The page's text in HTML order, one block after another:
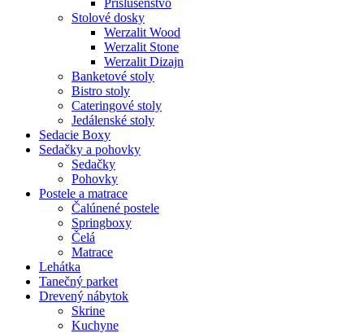
Stolové dosky
Werzalit Wood
Werzalit Stone
Werzalit Dizajn
Banketové stoly
Bistro stoly
Cateringové stoly
Jedálenské stoly
Sedacie Boxy
Sedačky a pohovky
Sedačky
Pohovky
Postele a matrace
Čalúnené postele
Springboxy
Čelá
Matrace
Lehátka
Tanečný parket
Drevený nábytok
Skrine
Kuchyne